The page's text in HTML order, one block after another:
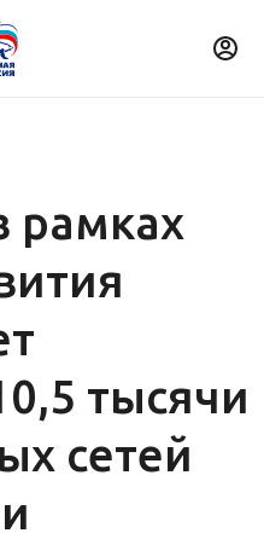
рамках
тысячи
сетей